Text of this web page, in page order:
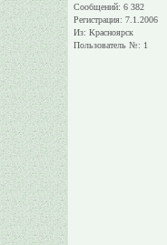
Сообщений: 6 382
Регистрация: 7.1.2006
Из: Красноярск
Пользователь №: 1